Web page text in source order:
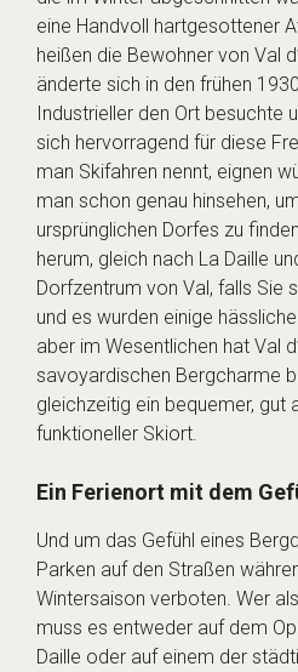
eine Handvoll hartgesottener
heißen die Bewohner von Val
änderte sich in den frühen
Industrieller den Ort besuchte
sich hervorragend für diese
man Skifahren nennt, eignen
man schon genau hinsehen,
ursprünglichen Dorfes zu
herum, gleich nach La Daille
Dorfzentrum von Val, falls Sie
und es wurden einige
aber im Wesentlichen hat Val
savoyardischen Bergcharme
gleichzeitig ein bequemer, gut
funktioneller Skiort.
Ein Ferienort mit dem
Und um das Gefühl eines
Parken auf den Straßen
Wintersaison verboten. Wer
muss es entweder auf dem
Daille oder auf einem der